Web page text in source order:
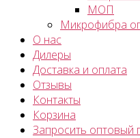
МОП
Микрофибра
О нас
Дилеры
Доставка и оплата
Отзывы
Контакты
Корзина
Запросить оптовый